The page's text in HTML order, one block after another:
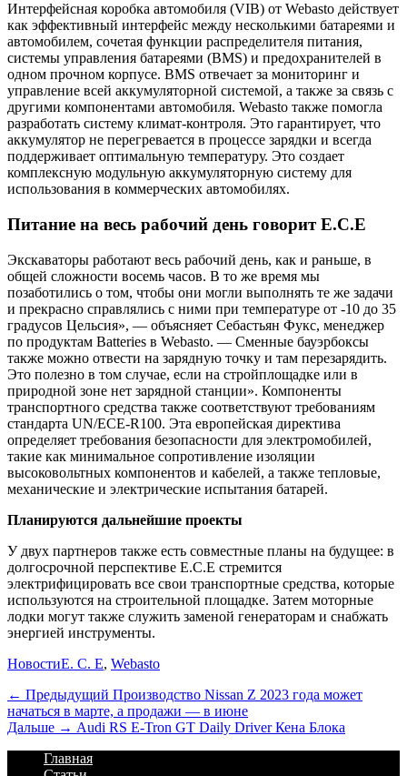
Интерфейсная коробка автомобиля (VIB) от Webasto действует
как эффективный интерфейс между несколькими батареями и
автомобилем, сочетая функции распределителя питания,
системы управления батареями (BMS) и предохранителей в
одном прочном корпусе. BMS отвечает за мониторинг и
управление всей аккумуляторной системой, а также за связь с
другими компонентами автомобиля. Webasto также помогла
разработать систему климат-контроля. Это гарантирует, что
аккумулятор не перегревается в процессе зарядки и всегда
поддерживает оптимальную температуру. Это создает
комплексную модульную аккумуляторную систему для
использования в коммерческих автомобилях.
Питание на весь рабочий день говорит E.C.E
Экскаваторы работают весь рабочий день, как и раньше, в
общей сложности восемь часов. В то же время мы
позаботились о том, чтобы они могли выполнять те же задачи
и прекрасно справлялись с ними при температуре от -10 до 35
градусов Цельсия», — объясняет Себастьян Фукс, менеджер
по продуктам Batteries в Webasto. — Сменные бауэрбоксы
также можно отвести на зарядную точку и там перезарядить.
Это полезно в том случае, если на стройплощадке или в
природной зоне нет зарядной станции». Компоненты
транспортного средства также соответствуют требованиям
стандарта UN/ECE-R100. Эта европейская директива
определяет требования безопасности для электромобилей,
такие как минимальное сопротивление изоляции
высоковольтных компонентов и кабелей, а также тепловые,
механические и электрические испытания батарей.
Планируются дальнейшие проекты
У двух партнеров также есть совместные планы на будущее: в
долгосрочной перспективе E.C.E стремится
электрифицировать все свои транспортные средства, которые
используются на строительной площадке. Затем моторные
лодки могут также служить заменой генераторам и снабжать
энергией инструменты.
Категории
НовостиТеги
E. C. E, Webasto
Навигация
по
записям
← Предыдущий Предыдущий
Производство Nissan Z 2023 года может
начаться в марте, а продажи — в июне
Дальше → Дальше:
Audi RS E-Tron GT Daily Driver Кена Блока
Footer
ПерейтиГлавная